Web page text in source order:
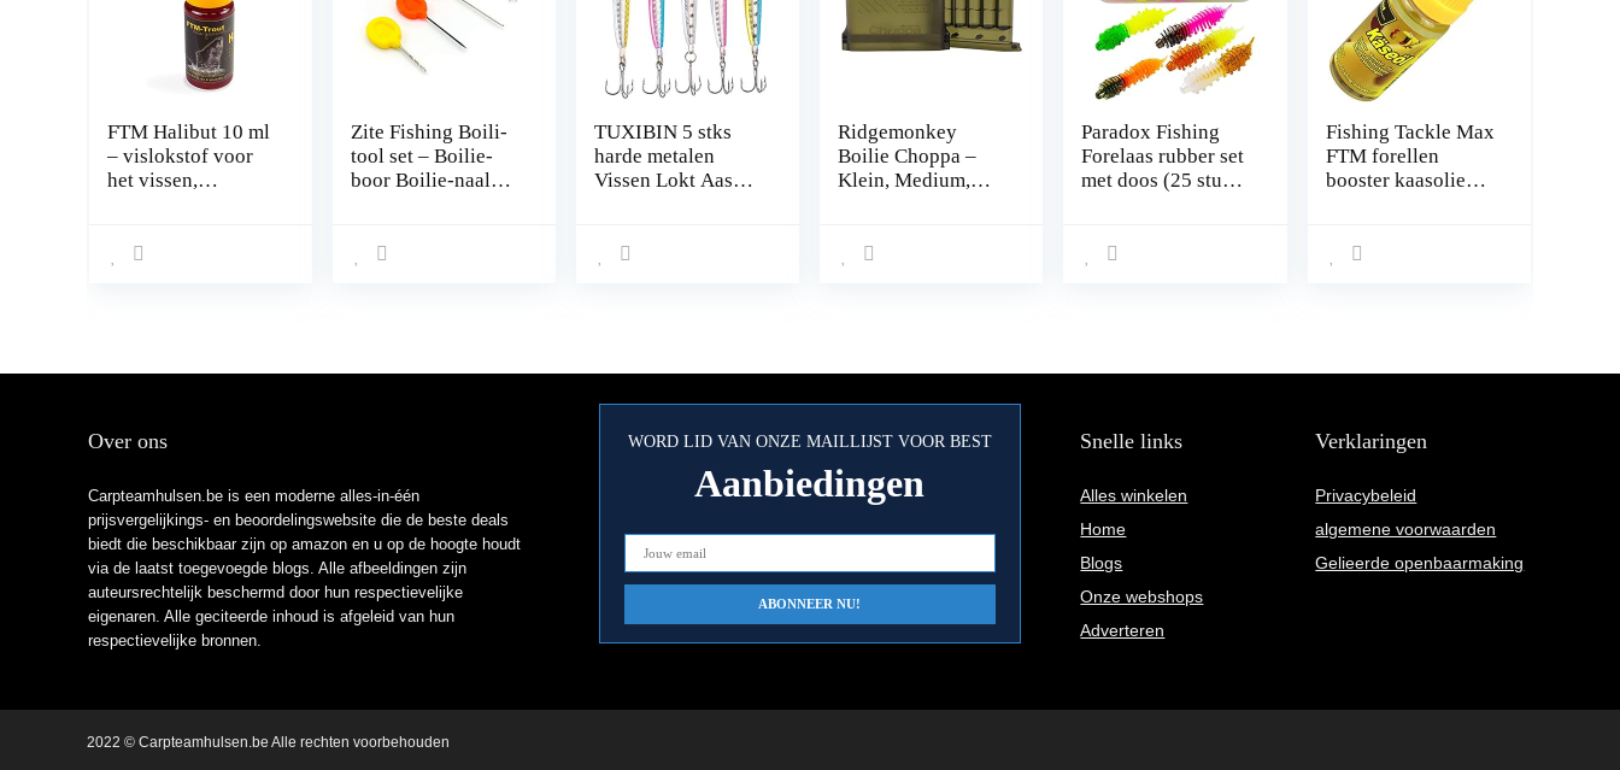
FTM Halibut 10 ml
– vislokstof voor
het vissen,
en vredevissen,
Zite Fishing Boili-
tool set – Boilie-
boor Boilie-naald
accessoires
TUXIBIN 5 stks
harde metalen
Vissen Lokt Aas
Pailletten Aas
Lokt Pak 12g* 5
Ridgemonkey
Boilie Choppa –
Klein, Medium,
Paradox Fishing
Forelaas rubber set
met doos (25 stuks)
I forel vissen spoon
Fishing Tackle Max
FTM forellen
booster kaasolie
Liquid lokstof voor
Over ons
Carpteamhulsen.be is een moderne alles-in-één
prijsvergelijkings- en beoordelingswebsite die de beste deals
biedt die beschikbaar zijn op amazon en u op de hoogte houdt
via de laatst toegevoegde blogs. Alle afbeeldingen zijn
auteursrechtelijk beschermd door hun respectievelijke
eigenaren. Alle geciteerde inhoud is afgeleid van hun
respectievelijke bronnen.
WORD LID VAN ONZE MAILLIJST VOOR BEST
Aanbiedingen
Snelle links
Alles winkelen
Home
Blogs
Onze webshops
Adverteren
Verklaringen
Privacybeleid
algemene voorwaarden
Gelieerde openbaarmaking
2022 © Carpteamhulsen.be Alle rechten voorbehouden